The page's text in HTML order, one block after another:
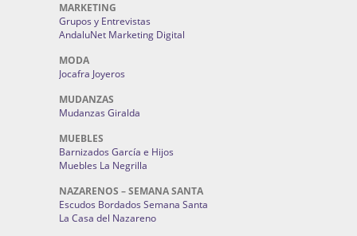
MARKETING
Grupos y Entrevistas
AndaluNet Marketing Digital
MODA
Jocafra Joyeros
MUDANZAS
Mudanzas Giralda
MUEBLES
Barnizados García e Hijos
Muebles La Negrilla
NAZARENOS – SEMANA SANTA
Escudos Bordados Semana Santa
La Casa del Nazareno